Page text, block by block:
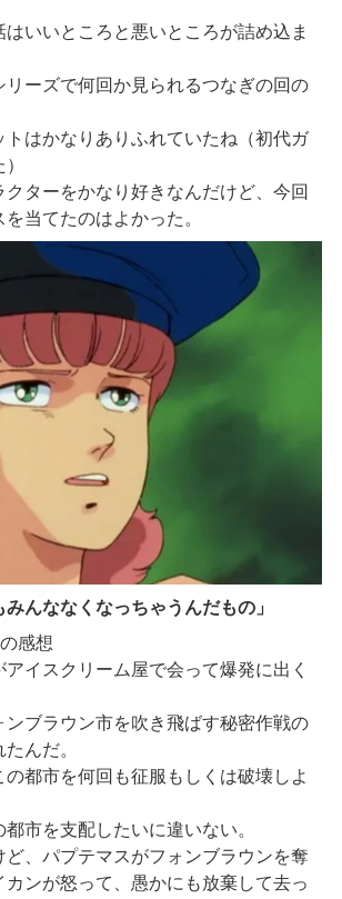
いいところと悪いところが詰め込ま
リーズで何回か見られるつなぎの回の
トはかなりありふれていたね（初代ガ
ターをかなり好きなんだけど、今回
当てたのはよかった。
みんななくなっちゃうんだもの」
感想
イスクリーム屋で会って爆発に出く
ンブラウン市を吹き飛ばす秘密作戦の
んだ。
の都市を何回も征服もしくは破壊しよ
市を支配したいに違いない。
ど、パプテマスがフォンブラウンを奪
カンが怒って、愚かにも放棄して去っ